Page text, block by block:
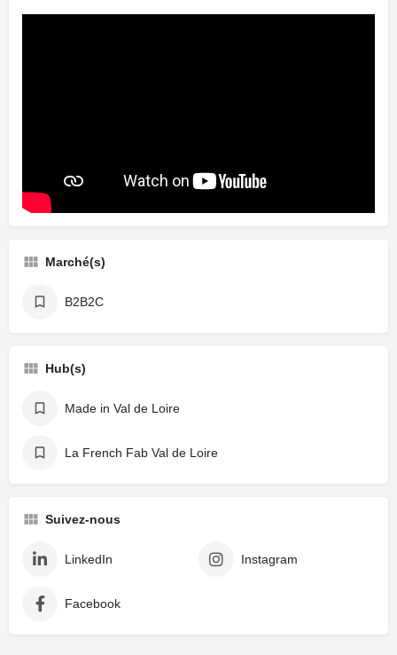
Marché(s)
B2B2C
Hub(s)
Made in Val de Loire
La French Fab Val de Loire
Suivez-nous
LinkedIn Instagram
Facebook